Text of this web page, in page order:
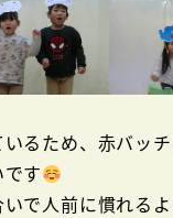
るため、赤バッ
す
で人前に慣れる